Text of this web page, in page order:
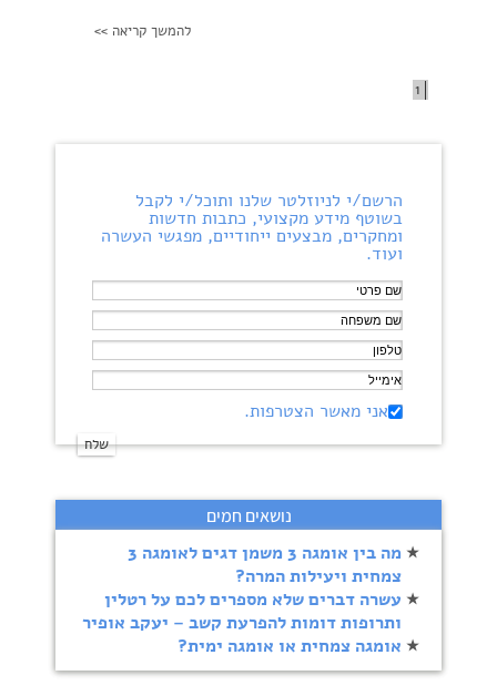
להמשך קריאה >>
1
הרשם/י לניוזלטר שלנו ותוכל/י לקבל
בשוטף מידע מקצועי, כתבות חדשות
ומחקרים, מבצעים ייחודיים, מפגשי העשרה
ועוד.
אני מאשר הצטרפות.
נושאים חמים
מה בין אומגה 3 משמן דגים לאומגה 3
צמחית ויעילות המרה?
עשרה דברים שלא מספרים לכם על רטלין
ותרופות דומות להפרעת קשב – יעקב אופיר
אומגה צמחית או אומגה ימית?